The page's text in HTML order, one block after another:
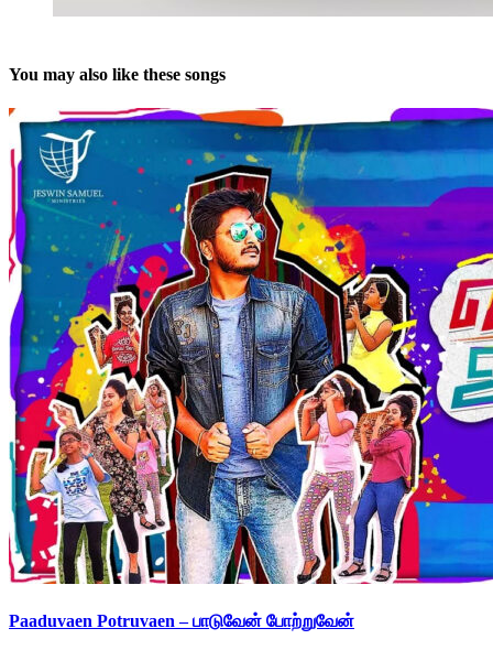
You may also like these songs
Paaduvaen Potruvaen – பாடுவேன் போற்றுவேன்